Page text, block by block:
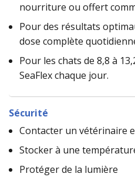
nourriture ou offert
Pour des résultats
dose complète
Pour les chats de 8,8 à
SeaFlex chaque jour.
Sécurité
Contacter un vétérinaire
Stocker à une
Protéger de la lumière